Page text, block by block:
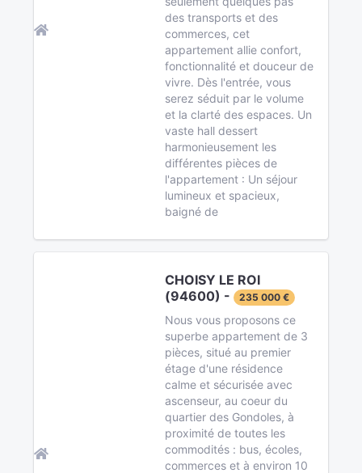
des transports et des
commerces, cet
appartement allie confort,
fonctionnalité et douceur de
vivre. Dès l'entrée, vous
serez séduit par le volume
et la clarté des espaces. Un
vaste hall dessert
harmonieusement les
différentes pièces de
l'appartement : Un séjour
lumineux et spacieux,
baigné de
CHOISY LE ROI
(94600) -
235 000 €
Nous vous proposons ce
superbe appartement de 3
pièces, situé au premier
étage d'une résidence
calme et sécurisée avec
ascenseur, au coeur du
quartier des Gondoles, à
proximité de toutes les
commodités : bus, écoles,
commerces et à environ 10